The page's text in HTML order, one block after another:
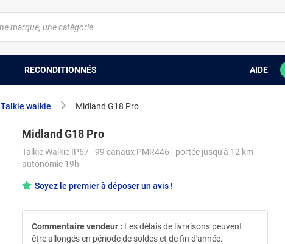
RECONDITIONNÉS AIDE
Talkie walkie Midland G18 Pro
Midland G18 Pro
Talkie Walkie IP67 - 99 canaux PMR446 - portée jusqu'à 12 km -
autonomie 19h
Soyez le premier à déposer un avis !
Commentaire vendeur : Les délais de livraisons peuvent
être allongés en période de soldes et de fin d'année.